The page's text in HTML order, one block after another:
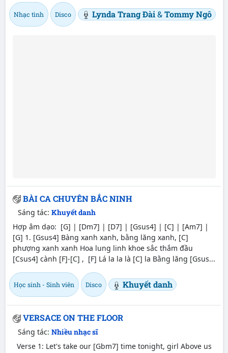
Nhạc tình Disco Lynda Trang Đài&Tommy Ngô
BÀI CA CHUYÊN BẮC NINH
Sáng tác: Khuyết danh
Hợp âm dạo: [G] | [Dm7] | [D7] | [Gsus4] | [C] | [Am7] |
[G] 1. [Gsus4] Bàng xanh xanh, bằng lăng xanh, [C]
phượng xanh xanh Hoa lung linh khoe sắc thắm đầu
[Csus4] cành [F]-[C] , [F] Lá la la là [C] la Bằng lăng [Gsus...
Học sinh - Sinh viên Disco Khuyết danh
VERSACE ON THE FLOOR
Sáng tác: Nhiều nhạc sĩ
Verse 1: Let's take our [Gbm7] time tonight, girl Above us